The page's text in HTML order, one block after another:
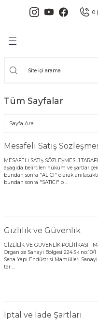
0
Geri
Geri
Geri
Geri
Geri
Geri
Tüm Sayfalar
Mesafeli Satış
MESAFELİ SATIŞ SÖZLEŞMESİ
aşağıda belirtilen hüküm ve şartlar
bundan sonra "ALICI" olarak
bundan sonra "SATICI" o ...
Gizlilik ve Güvenlik
GİZLİLİK VE GÜVENLİK POLİTİKASI
Organize Sanayi Bölgesi 224.Sk no:10/
Sena Yapı Endüstrisi Mamülleri
tar ...
İptal ve İade Şartları